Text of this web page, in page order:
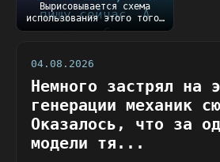
Вырисовывается схема
использования этого того,
что пишу сейчас....
04.08.2026
Немного застрял на
генерации механик
Оказалось, что за
модели тя...